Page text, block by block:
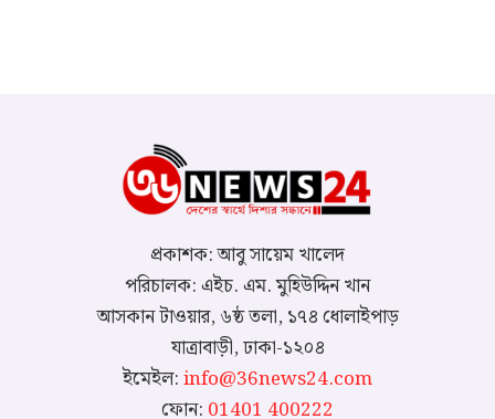
প্রকাশক: আবু সায়েম খালেদ
পরিচালক: এইচ. এম. মুহিউদ্দিন খান
আসকান টাওয়ার, ৬ষ্ঠ তলা, ১৭৪ ধোলাইপাড়
যাত্রাবাড়ী, ঢাকা-১২০৪
ইমেইল:info@36news24.com
ফোন: 01401 400222